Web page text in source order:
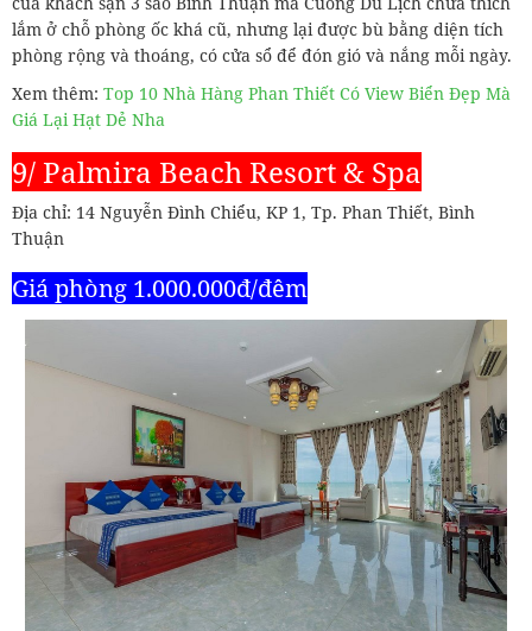
lắm ở chỗ phòng ốc khá cũ, nhưng lại được bù bằng diện tích
phòng rộng và thoáng, có cửa sổ để đón gió và nắng mỗi ngày.
Xem thêm: Top 10 Nhà Hàng Phan Thiết Có View Biển Đẹp Mà
Giá Lại Hạt Dẻ Nha
9/ Palmira Beach Resort & Spa
Địa chỉ: 14 Nguyễn Đình Chiểu, KP 1, Tp. Phan Thiết, Bình
Thuận
Giá phòng 1.000.000đ/đêm